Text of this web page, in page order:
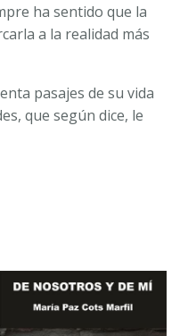
ha sentido que la
a la realidad más
pasajes de su vida
que según dice, le